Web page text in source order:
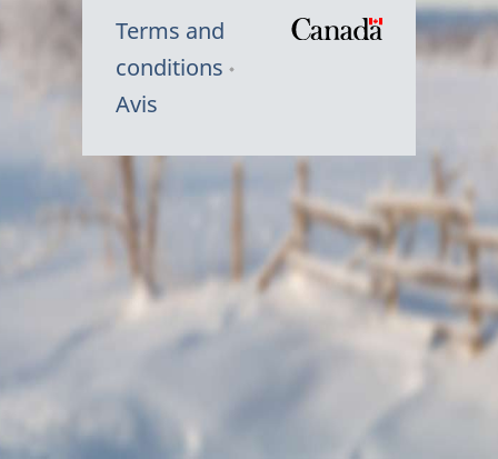
Terms and
conditions
Avis
Symbole
Canada